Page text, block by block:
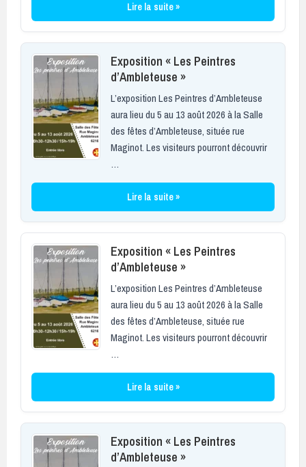
Lire la suite »
Exposition « Les Peintres
d’Ambleteuse »
L’exposition Les Peintres d’Ambleteuse
aura lieu du 5 au 13 août 2026 à la Salle
des fêtes d’Ambleteuse, située rue
Maginot. Les visiteurs pourront découvrir
…
Lire la suite »
Exposition « Les Peintres
d’Ambleteuse »
L’exposition Les Peintres d’Ambleteuse
aura lieu du 5 au 13 août 2026 à la Salle
des fêtes d’Ambleteuse, située rue
Maginot. Les visiteurs pourront découvrir
…
Lire la suite »
Exposition « Les Peintres
d’Ambleteuse »